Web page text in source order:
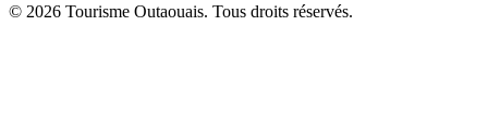
© 2026 Tourisme Outaouais. Tous droits réservés.